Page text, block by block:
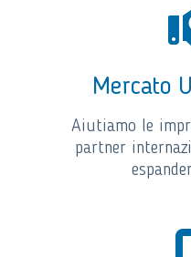
Mercato
Aiutiamo le
partner